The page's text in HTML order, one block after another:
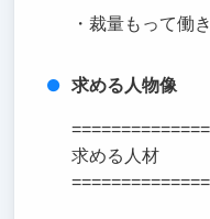
・裁量もって働
求める人物像
求める人材